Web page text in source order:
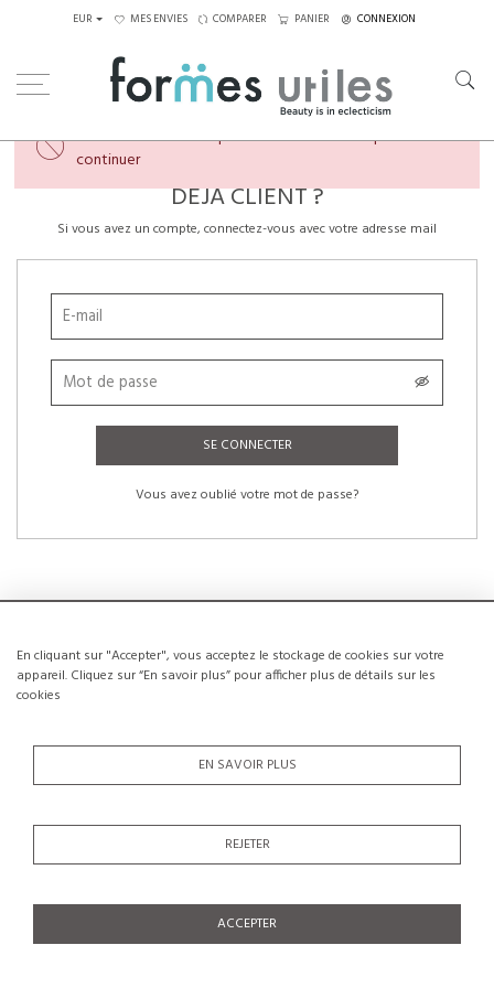
En cliquant sur "Accepter", vous acceptez le stockage de cookies sur votre
appareil. Cliquez sur “En savoir plus” pour afficher plus de détails sur les
cookies
EN SAVOIR PLUS
REJETER
ACCEPTER
EUR MES ENVIES COMPARER PANIER CONNEXION
Veuillez créer un compte ou vous connecter pour
continuer
DÉJÀ CLIENT ?
Si vous avez un compte, connectez-vous avec votre adresse mail
SE CONNECTER
Vous avez oublié votre mot de passe?
NOUVEAUX CLIENTS
La création d’un compte a de nombreux avantages: sauvegarder la liste de vos
CRÉER UN COMPTE